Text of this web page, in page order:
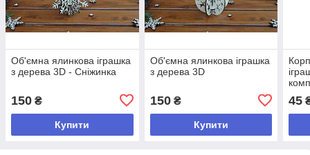
Об'ємна ялинкова іграшка
з дерева 3D - Сніжинка
150 ₴
Купити
Об'ємна ялинкова іграшка
з дерева 3D
150₴
Купити
45